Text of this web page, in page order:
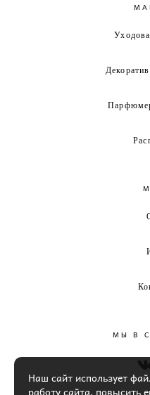
МЫ В
Наш сайт использует
работу сайта, повысить